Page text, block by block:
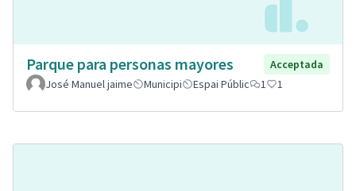
Parque para personas mayores
Acceptada
José Manuel jaime
Municipi Espai Públic 1 1